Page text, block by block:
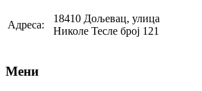
Адреса:
18410 Дољевац, улица
Николе Тесле број 121
Мени